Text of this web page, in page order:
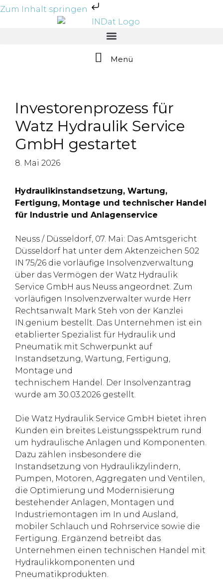
Zum Inhalt springen
Menü
Investorenprozess für
Watz Hydraulik Service
GmbH gestartet
8. Mai 2026
Hydraulikinstandsetzung, Wartung,
Fertigung, Montage und technischer Handel
für Industrie und Anlagenservice
Neuss / Düsseldorf, 07. Mai: Das Amtsgericht
Düsseldorf hat unter dem Aktenzeichen 502
IN 75/26 die vorläufige Insolvenzverwaltung
über das Vermögen der Watz Hydraulik
Service GmbH aus Neuss angeordnet. Zum
vorläufigen Insolvenzverwalter wurde Herr
Rechtsanwalt Mark Steh von der Kanzlei
IN.genium bestellt. Das Unternehmen ist ein
etablierter Spezialist für Hydraulik und
Pneumatik mit Schwerpunkt auf
Instandsetzung, Wartung, Fertigung,
Montage und
technischem Handel. Der Insolvenzantrag
wurde am 30.03.2026 gestellt.
Die Watz Hydraulik Service GmbH bietet ihren
Kunden ein breites Leistungsspektrum rund
um hydraulische Anlagen und Komponenten.
Dazu zählen insbesondere die
Instandsetzung von Hydraulikzylindern,
Pumpen, Motoren, Aggregaten und Ventilen,
die Optimierung und Modernisierung
bestehender Anlagen, Montagen und
Industriemontagen im In und Ausland,
mobiler Schlauch und Rohrservice sowie die
Fertigung. Ergänzend betreibt das
Unternehmen einen technischen Handel mit
Hydraulikkomponenten und
Pneumatikprodukten.